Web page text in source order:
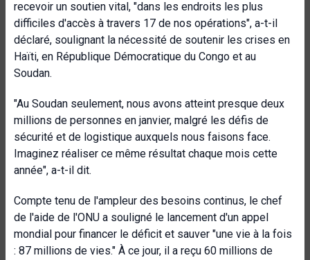
recevoir un soutien vital, "dans les endroits les plus
difficiles d'accès à travers 17 de nos opérations", a-t-il
déclaré, soulignant la nécessité de soutenir les crises en
Haïti, en République Démocratique du Congo et au
Soudan.
"Au Soudan seulement, nous avons atteint presque deux
millions de personnes en janvier, malgré les défis de
sécurité et de logistique auxquels nous faisons face.
Imaginez réaliser ce même résultat chaque mois cette
année", a-t-il dit.
Compte tenu de l'ampleur des besoins continus, le chef
de l'aide de l'ONU a souligné le lancement d'un appel
mondial pour financer le déficit et sauver "une vie à la fois
: 87 millions de vies." À ce jour, il a reçu 60 millions de